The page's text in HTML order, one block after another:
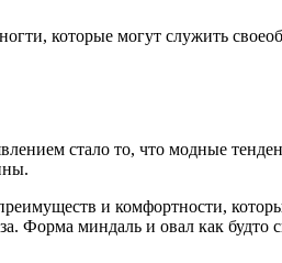
которые могут служить
стало то, что модные
и комфортности,
Форма миндаль и овал как будто